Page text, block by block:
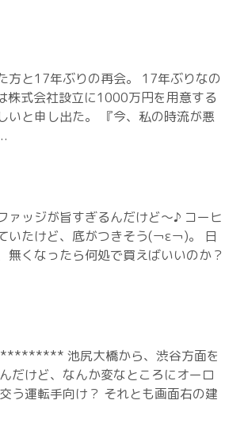
方と17年ぶりの再会。 17年ぶりなの
株式会社設立に1000万円を用意する
いと申し出た。 『今、私の時流が悪
ァッジが旨すぎるんだけど～♪ コーヒ
たけど、底がつきそう(￢ε￢)。 日
くなったら何処で買えばいいのか？
池尻大橋から、渋谷方面を
だけど、なんか変なところにオーロ
う運転手向け？ それとも画面右の建